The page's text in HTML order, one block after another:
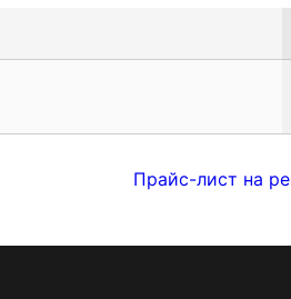
Прайс-лист на